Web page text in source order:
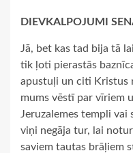
DIEVKALPOJUMI
Jā, bet kas tad bija tā
tik ļoti pierastās
apustuļi un citi Kristus
mums vēstī par vīriem
Jeruzalemes templi vai
viņi negāja tur, lai
saviem tautas brāļiem